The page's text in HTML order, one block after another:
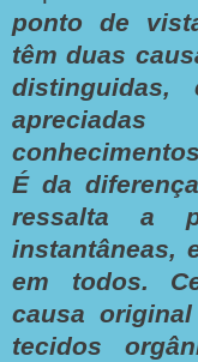
ponto de
têm duas
É da
ressalta a
instantâneas,
em todos.
causa
tecidos